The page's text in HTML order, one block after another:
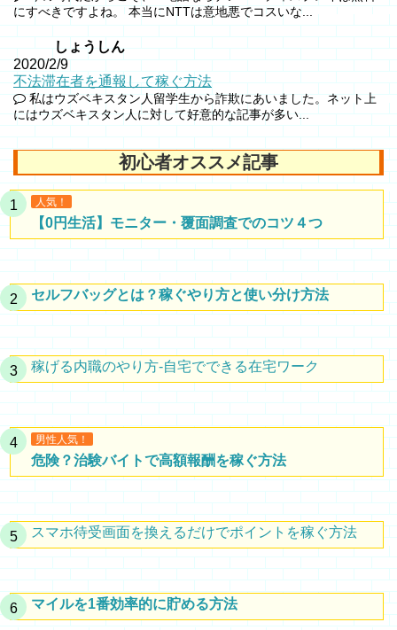
にすべきですよね。 本当にNTTは意地悪でコスいな...
しょうしん
2020/2/9
不法滞在者を通報して稼ぐ方法
私はウズベキスタン人留学生から詐欺にあいました。ネット上
にはウズベキスタン人に対して好意的な記事が多い...
初心者オススメ記事
人気！
【0円生活】モニター・覆面調査でのコツ４つ
セルフバッグとは？稼ぐやり方と使い分け方法
稼げる内職のやり方-自宅でできる在宅ワーク
男性人気！
危険？治験バイトで高額報酬を稼ぐ方法
スマホ待受画面を換えるだけでポイントを稼ぐ方法
マイルを1番効率的に貯める方法